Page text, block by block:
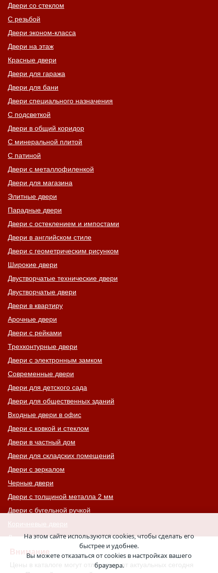
Внимание
Цены в каталоге могут отличаться от актуальных сегодня
Двери со стеклом
С резьбой
Двери эконом-класса
Двери на этаж
Красные двери
Двери для гаража
Двери для бани
Двери специального назначения
С подсветкой
Двери в общий коридор
С минеральной плитой
С патиной
Двери с металлофиленкой
Двери для магазина
Элитные двери
Парадные двери
Двери с остеклением и импостами
Двери в английском стиле
Двери с геометрическим рисунком
Широкие двери
Двустворчатые технические двери
Двустворчатые двери
Двери в квартиру
Арочные двери
Двери с рейками
Трехконтурные двери
Двери с электронным замком
Современные двери
Двери для детского сада
Двери для общественных зданий
Входные двери в офис
Двери с ковкой и стеклом
Двери в частный дом
Двери для складских помещений
Двери с зеркалом
Черные двери
Двери с толщиной металла 2 мм
Двери с бугельной ручкой
Коричневые двери
Для гостиниц, отелей, хостелов
Взломостойкие двери
Левые двери
На этом сайте используются cookies, чтобы сделать его
быстрее и удобнее.
Вы можете отказаться от cookies в настройках вашего
браузера.